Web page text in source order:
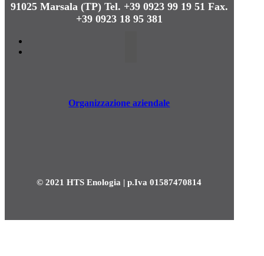
91025 Marsala (TP)Tel. +39 0923 99 19 51 Fax.
+39 0923 18 95 381
Organizzazione aziendale
© 2021 HTS Enologia | p.Iva 01587470814